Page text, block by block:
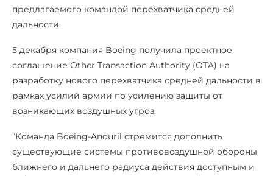
предлагаемого командой перехватчика средней
дальности.
5 декабря компания Boeing получила проектное
соглашение Other Transaction Authority (OTA) на
разработку нового перехватчика средней дальности в
рамках усилий армии по усилению защиты от
возникающих воздушных угроз.
“Команда Boeing-Anduril стремится дополнить
существующие системы противовоздушной обороны
ближнего и дальнего радиуса действия доступным и